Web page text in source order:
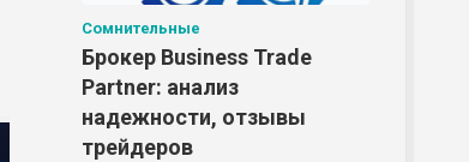
Сомнительные
Брокер Business Trade
Partner: анализ
надежности, отзывы
трейдеров